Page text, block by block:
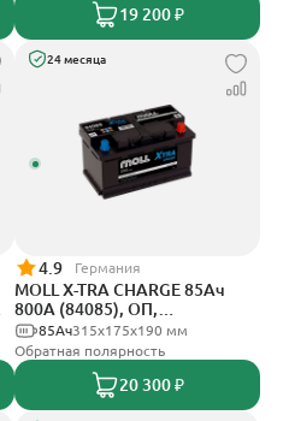
19 200 ₽
24 месяца
4.9 Германия
MOLL X-TRA CHARGE 85Ач
800А (84085), ОП,
стандартные клеммы
315x175x190 мм
85Ач
Обратная полярность
20 300 ₽